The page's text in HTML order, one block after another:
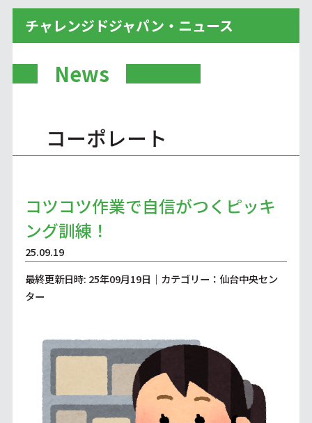
チャレンジドジャパン・ニュース
News
コーポレート
コツコツ作業で自信がつくピッキ
ング訓練！
25.09.19
最終更新日時: 25年09月19日｜カテゴリー：仙台中央セン
ター